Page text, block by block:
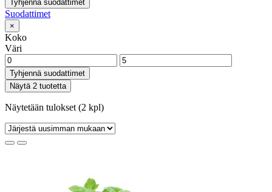
Tyhjennä suodattimet
Suodattimet
×
Koko
Väri
Tyhjennä suodattimet
Näytä 2 tuotetta
Näytetään tulokset (2 kpl)